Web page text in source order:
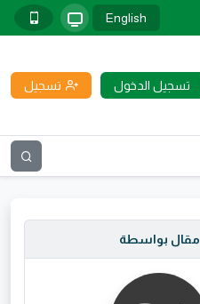
English
تسجيل الدخول تسجيل
مقال بواسطة